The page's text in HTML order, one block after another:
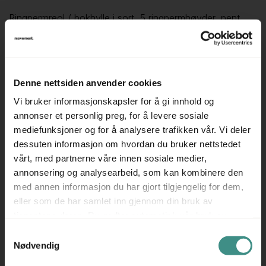
Denne nettsiden anvender cookies
Vi bruker informasjonskapsler for å gi innhold og
annonser et personlig preg, for å levere sosiale
mediefunksjoner og for å analysere trafikken vår. Vi deler
dessuten informasjon om hvordan du bruker nettstedet
vårt, med partnerne våre innen sosiale medier,
annonsering og analysearbeid, som kan kombinere den
med annen informasjon du har gjort tilgjengelig for dem,
eller som de har samlet inn gjennom din bruk av
Nødvendig
Ringpermreol / bokhylle i sort, 5 ringpermhøyder, pent
brukt.
Farge: Sort
Mål:
80 cm bredde
40 cm dybde
196 cm høyde
Prisen er pr stk eks mva.
Tilleggsinfo